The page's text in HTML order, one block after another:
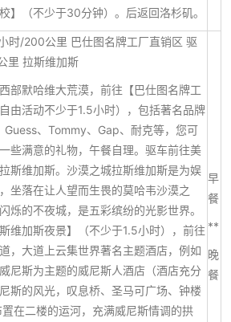
】（不少于30分钟）。后返回洛杉矶。
时/200公里 巴仕图名牌工厂直销区 驱
里 拉斯维加斯
部默哈维大荒漠，前往【巴仕图名牌工
由活动不少于1.5小时），包括著名品牌
Guess、Tommy、Gap、耐克等，您可
些满意的礼物，午餐自理。驱车前往美
斯维加斯。沙漠之城拉斯维加斯是为娱
坐落在让人望而生畏的莫哈韦沙漠之
烁的不夜城，是五彩缤纷的光影世界。
维加斯夜景】（不少于1.5小时），前往
，大道上云集世界著名主题酒店，例如
尼斯为主题的威尼斯人酒店（酒店充分
斯的风光，叹息桥、圣马可广场、钟楼
在二楼的运河，充满威尼斯情调的拱
早
餐
**
晚
餐